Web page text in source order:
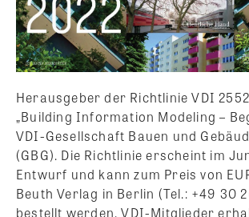
Herausgeber der Richtlinie VDI
„Building Information Modeling –
VDI-Gesellschaft Bauen und
(GBG). Die Richtlinie erscheint im
Entwurf und kann zum Preis von
Beuth Verlag in Berlin (Tel.: +49 30
bestellt werden. VDI-Mitglieder